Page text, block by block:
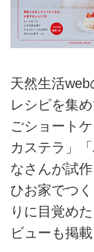
天然生活
レシピを集
ごショート
カステラ」
なさんが試
ひお家でつ
りに目覚め
ビューも掲